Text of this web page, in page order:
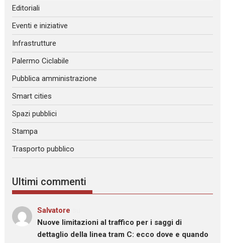
Editoriali
Eventi e iniziative
Infrastrutture
Palermo Ciclabile
Pubblica amministrazione
Smart cities
Spazi pubblici
Stampa
Trasporto pubblico
Ultimi commenti
Salvatore
Nuove limitazioni al traffico per i saggi di
dettaglio della linea tram C: ecco dove e quando